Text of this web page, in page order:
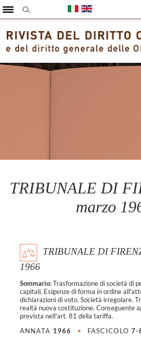
TRIBUNALE DI
marzo
TRIBUNALE DI
1966
Sommario:Trasformazione di società di
capitali. Esigenze di forma in ordine
dichiarazioni di voto. Società irregolare.
realtà nuova costituzione. Conseguente
prevista nell'art. 81 della tariffa.
ANNATA 1966 • FASCICOLO 7-